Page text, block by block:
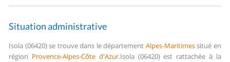
Situation administrative
Isola (06420) se trouve dans le département Alpes-Maritimessitué en
région Provence-Alpes-Côte d'Azur.Isola (06420) est rattachée à la